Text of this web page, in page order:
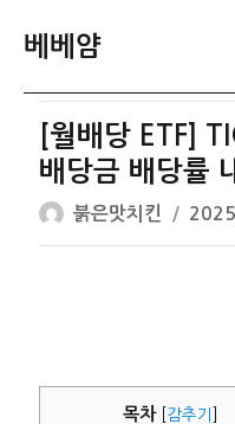
베베얌
[월배당 ETF]
배당금 배당률
글
쓴
붉은맛치킨
작
성
목차 감추기